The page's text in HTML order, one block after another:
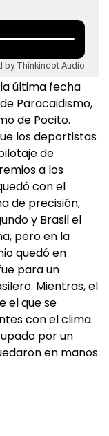
by Thinkindot Audio
última fecha
Paracaidismo,
de Pocito.
los deportistas
de
a los
con el
de precisión,
y Brasil el
pero en la
quedó en
para un
Mientras, el
el que se
con el clima.
por un
en manos